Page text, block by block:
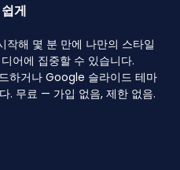
게
작해 몇 분 만에 나만의 스타일
어에 집중할 수 있습니다.
하거나 Google 슬라이드 테마
. 무료 — 가입 없음, 제한 없음.